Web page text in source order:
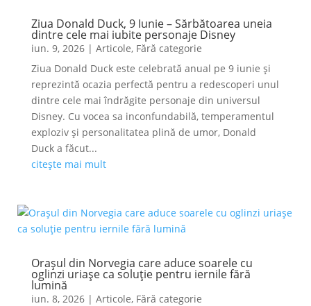
Ziua Donald Duck, 9 Iunie – Sărbătoarea uneia
dintre cele mai iubite personaje Disney
iun. 9, 2026| Articole, Fără categorie
Ziua Donald Duck este celebrată anual pe 9 iunie și
reprezintă ocazia perfectă pentru a redescoperi unul
dintre cele mai îndrăgite personaje din universul
Disney. Cu vocea sa inconfundabilă, temperamentul
exploziv și personalitatea plină de umor, Donald
Duck a făcut...
citește mai mult
Orașul din Norvegia care aduce soarele cu
oglinzi uriașe ca soluție pentru iernile fără
lumină
iun. 8, 2026| Articole, Fără categorie